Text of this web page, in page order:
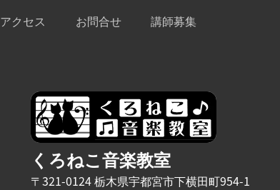
アクセス お問合せ 講師募集
くろねこ音楽教室
〒321-0124 栃木県宇都宮市下横田町954-1